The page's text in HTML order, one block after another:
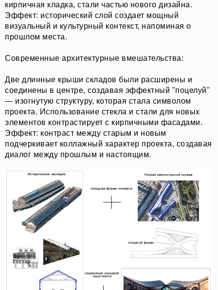
кирпичная кладка, стали частью нового дизайна.
Эффект: исторический слой создает мощный
визуальный и культурный контекст, напоминая о
прошлом места.
Современные архитектурные вмешательства:
Две длинные крыши складов были расширены и
соединены в центре, создавая эффектный "поцелуй"
— изогнутую структуру, которая стала символом
проекта. Использование стекла и стали для новых
элементов контрастирует с кирпичными фасадами.
Эффект: контраст между старым и новым
подчеркивает коллажный характер проекта, создавая
диалог между прошлым и настоящим.